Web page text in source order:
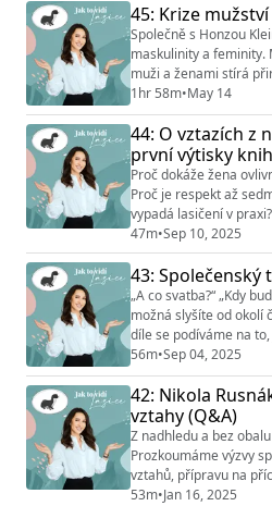
45: Krize
Společně s Honzou
maskulinity a feminity.
muži a ženami stírá
vztahů často stává boj o moc.
moderního
nezávislosti, mužské
proč pouhá rovnost
k odlišnostem. Jde o
1hr 58m•May 14
44: O vztazích z
první výtisky
Proč dokáže žena
Proč je respekt až
vypadá lasičení v
kterém zjistíte, že O
není už jen podcast,
jejího vzniku i to
47m•Sep 10, 2025
43: Společenský
„A co svatba?“ „Kdy
možná slyšíte od okolí
díle se podíváme na
vztazích proměnil a
Společenský tlak má i svá
mě na Instagramu
@vztahovy_institut
kniha Jak to vidí
56m•Sep 04, 2025
42: Nikola
vztahy (Q&A)
Z nadhledu a bez
Prozkoumáme výzvy
vztahů, přípravu na
způsoby, jak obnovit
53m•Jan 16, 2025